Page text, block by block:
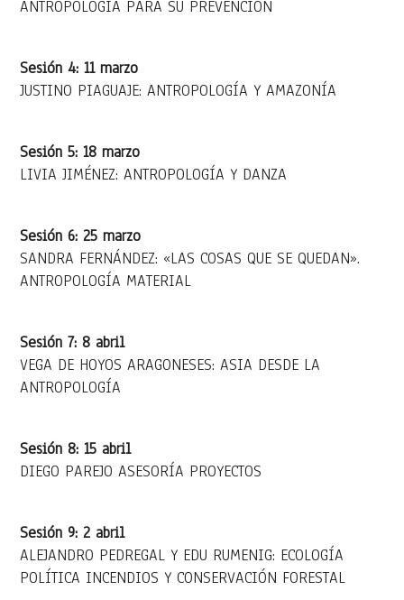
ANTROPOLOGÍA PARA SU PREVENCIÓN
Sesión 4: 11 marzo
JUSTINO PIAGUAJE: ANTROPOLOGÍA Y AMAZONÍA
Sesión 5: 18 marzo
LIVIA JIMÉNEZ: ANTROPOLOGÍA Y DANZA
Sesión 6: 25 marzo
SANDRA FERNÁNDEZ: «LAS COSAS QUE SE QUEDAN».
ANTROPOLOGÍA MATERIAL
Sesión 7: 8 abril
VEGA DE HOYOS ARAGONESES: ASIA DESDE LA
ANTROPOLOGÍA
Sesión 8: 15 abril
DIEGO PAREJO ASESORÍA PROYECTOS
Sesión 9: 2 abril
ALEJANDRO PEDREGAL Y EDU RUMENIG: ECOLOGÍA
POLÍTICA INCENDIOS Y CONSERVACIÓN FORESTAL